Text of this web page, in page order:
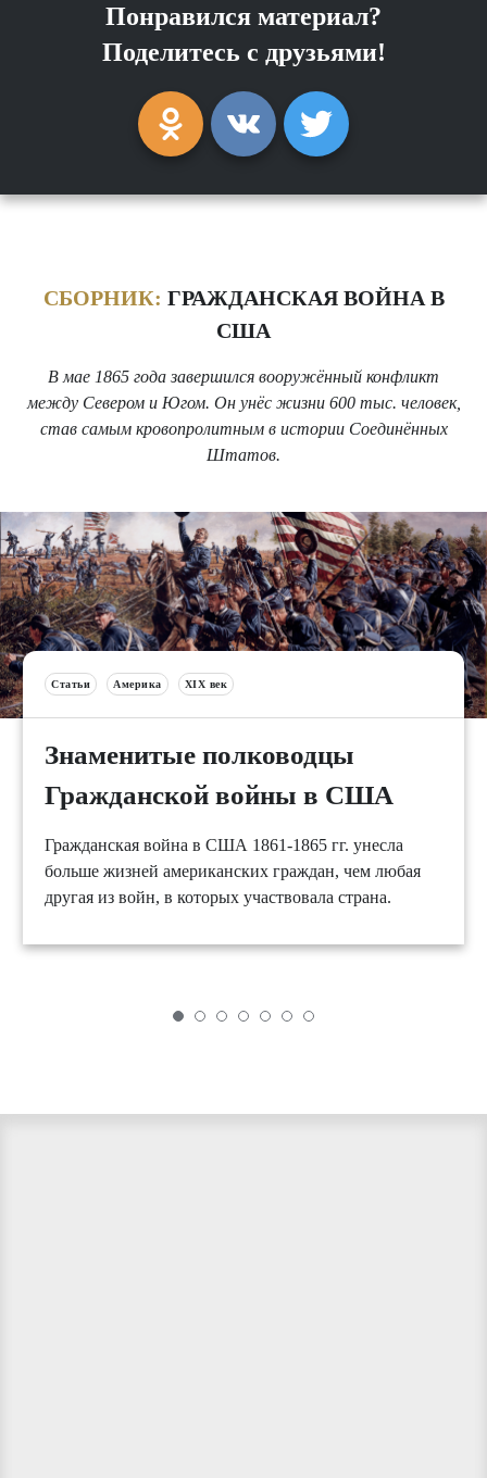
Понравился материал?
Поделитесь с друзьями!
СБОРНИК: ГРАЖДАНСКАЯ ВОЙНА В
США
В мае 1865 года завершился вооружённый конфликт
между Севером и Югом. Он унёс жизни 600 тыс. человек,
став самым кровопролитным в истории Соединённых
Штатов.
Статьи Америка XIX век
Знаменитые полководцы
Гражданской войны в США
Гражданская война в США 1861-1865 гг. унесла
больше жизней американских граждан, чем любая
другая из войн, в которых участвовала страна.